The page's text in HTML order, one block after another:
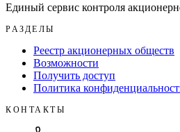
Единый сервис контроля
РАЗДЕЛЫ
Реестр акционерных обществ
Возможности
Получить доступ
Политика
КОНТАКТЫ